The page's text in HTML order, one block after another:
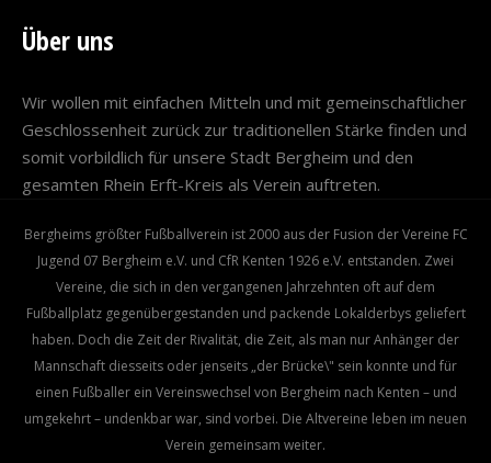
Über uns
Wir wollen mit einfachen Mitteln und mit gemeinschaftlicher
Geschlossenheit zurück zur traditionellen Stärke finden und
somit vorbildlich für unsere Stadt Bergheim und den
gesamten Rhein Erft-Kreis als Verein auftreten.
Bergheims größter Fußballverein ist 2000 aus der Fusion der Vereine FC
Jugend 07 Bergheim e.V. und CfR Kenten 1926 e.V. entstanden. Zwei
Vereine, die sich in den vergangenen Jahrzehnten oft auf dem
Fußballplatz gegenübergestanden und packende Lokalderbys geliefert
haben. Doch die Zeit der Rivalität, die Zeit, als man nur Anhänger der
Mannschaft diesseits oder jenseits „der Brücke\" sein konnte und für
einen Fußballer ein Vereinswechsel von Bergheim nach Kenten – und
umgekehrt – undenkbar war, sind vorbei. Die Altvereine leben im neuen
Verein gemeinsam weiter.